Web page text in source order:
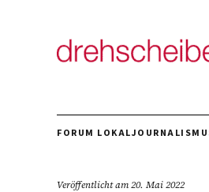
FORUM
Veröffentlicht am20. Mai 2022